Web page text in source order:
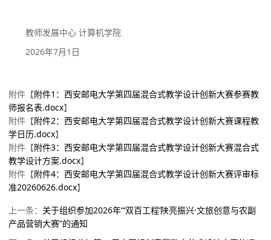
教师发展中心 计算机学院
2026年7月1 日
附件【附件1：西安邮电大学第四届混合式教学设计创新大赛参赛教
师报名表.docx】
附件【附件2：西安邮电大学第四届混合式教学设计创新大赛课程教
学日历.docx】
附件【附件3：西安邮电大学第四届混合式教学设计创新大赛混合式
教学设计方案.docx】
附件【附件4：西安邮电大学第四届混合式教学设计创新大赛评审标
准20260626.docx】
上一条： 关于组织参加2026年“‘双百工程’陕亮振兴·文旅创意与农副
产品营销大赛”的通知